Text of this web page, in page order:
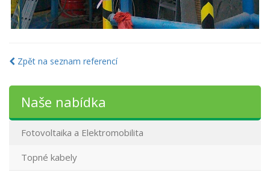
Zpět na seznam referencí
Naše nabídka
Fotovoltaika a Elektromobilita
Topné kabely